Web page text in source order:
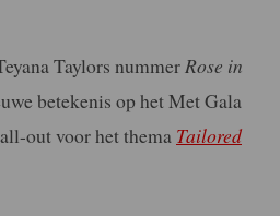
Taylors nummer Rose in
betekenis op het Met Gala
out voor het thema Tailored